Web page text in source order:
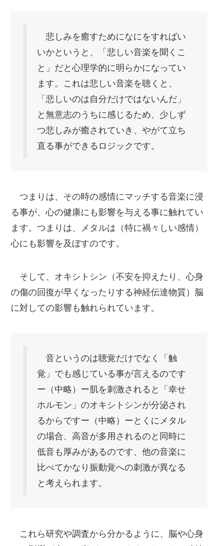
悲しみを癒すためになにをすればい
いかというと、「悲しい音楽を聞くこ
と」だと心理学的に明らかになってい
ます。これは悲しい音楽を聴くと、
「悲しいのは自分だけではないんだ」
と無意志のうちに感じるため、少しず
つ悲しみが癒されていき、やがて立ち
直る事ができるロジックです。
つまりは、 その時の感情にマッチする音楽に浸
る事が、心の健康にも影響を与える事に触れてい
ます。つまりは、メタルは（特に禍々しい感情）
心にも影響を及ぼすのです。
そして、オキシトシン（不安を抑えたり、心身
の傷の回復が早くなったりする神経伝達物質）脳
に対しての影響も触れられています。
音というのは聴覚だけでなく「触
覚」でも感じている事が言えるのです
ー（中略）ー肌を刺激されると「幸せ
ホルモン」のオキシトシンが分泌され
るからですー（中略）ーとくにメタル
の場合、高音が多用されるのと同時に
低音も厚みがあるのです、他の音楽に
比べてかなり振動覚への刺激が異なる
と考えられます。
これら研究や調査から分かるように、脳や心身